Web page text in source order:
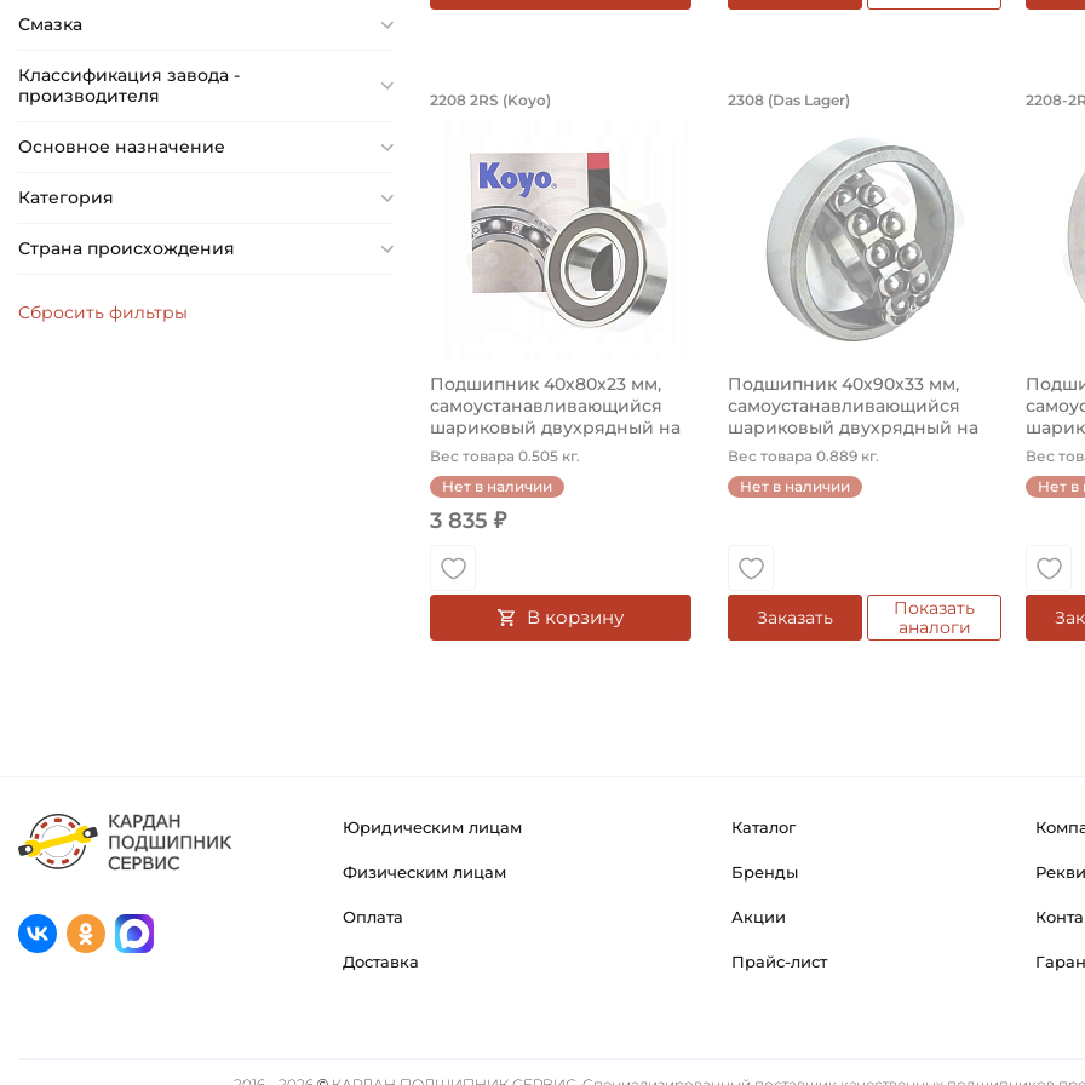
Смазка
Классификация завода -
производителя
Основное назначение
Категория
Страна происхождения
Подшипник 40х80х23 мм,
2208 2RS (Koyo)
Подшипник 40х80х23 мм,
самоустанавливающийся
шариковый двухрядный на
ва...
Вес товара 0.505 кг.
Нет в наличии
3 835 ₽
В корзину
Подшипник 40х90х33
2308 (Das Lager)
Подшипник 40х90х33 мм,
самоустанавливающийся
шариковый двухрядный на
ва...
Вес товара 0.889 кг.
Нет в наличии
Заказать
Показать
аналоги
2208-
ва...
Вес
Нет в
Юридическим лицам
Физическим лицам
Оплата
Доставка
Каталог
Бренды
Акции
Прайс-лист